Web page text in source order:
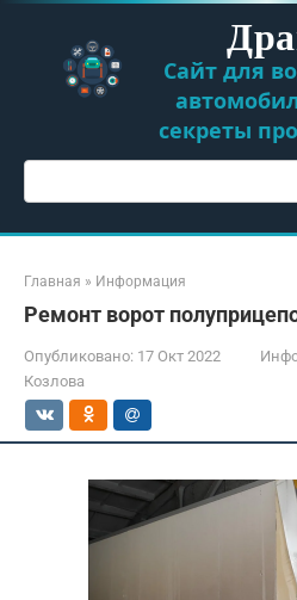
Перейти
контенту
Сайт для
секреты
Поиск:
Главная » Информация
Ремонт ворот
Опубликовано: 17 Окт 2022
Козлова